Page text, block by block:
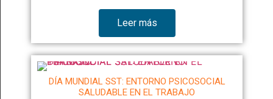
Leer más
DÍA MUNDIAL SST: ENTORNO PSICOSOCIAL
SALUDABLE EN EL TRABAJO